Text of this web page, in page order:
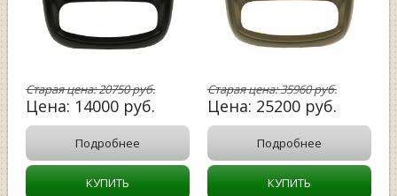
Старая цена:20750руб.
Цена: 14000 руб.
Подробнее
КУПИТЬ
Старая цена:35960руб.
Цена: 25200 руб.
Подробнее
КУПИТЬ